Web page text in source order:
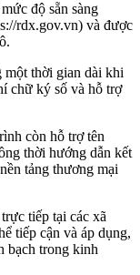
độ sẵn sàng
rdx.gov.vn) và được
một thời gian dài khi
chữ ký số và hỗ trợ
còn hỗ trợ tên
thời hướng dẫn kết
tảng thương mại
tiếp tại các xã
tiếp cận và áp dụng,
bạch trong kinh